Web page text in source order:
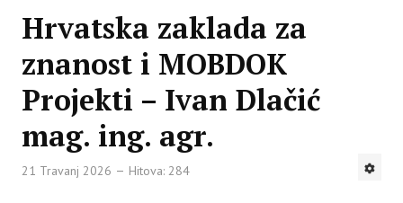
Hrvatska zaklada za
znanost i MOBDOK
Projekti – Ivan Dlačić
mag. ing. agr.
21 Travanj 2026 Hitova: 284